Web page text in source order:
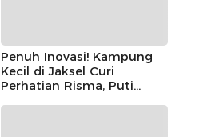
Penuh Inovasi! Kampung
Kecil di Jaksel Curi
Perhatian Risma, Puti